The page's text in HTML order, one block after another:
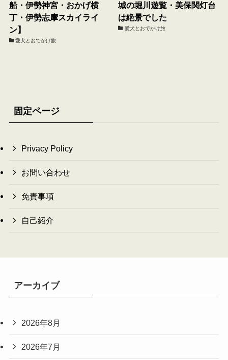
船・伊勢神宮・おかげ横
丁・伊勢志摩スカイライ
ン】
愛犬とおでかけ旅
城の堀川遊覧・美保関灯台
は絶景でした
愛犬とおでかけ旅
固定ページ
Privacy Policy
お問い合わせ
免責事項
自己紹介
アーカイブ
2026年8月
2026年7月